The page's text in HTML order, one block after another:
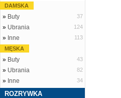
DAMSKA
» Buty 37
» Ubrania 124
» Inne
113
MĘSKA
» Buty 43
» Ubrania 82
» Inne 34
ROZRYWKA